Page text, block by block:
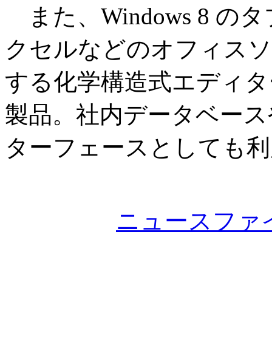
また、Windows 8 の
クセルなどのオフィス
する化学構造式エディ
製品。社内データベー
ターフェースとしても
ニュースファ